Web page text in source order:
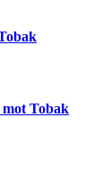
Tobak